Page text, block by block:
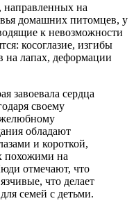
направленных на
домашних питомцев, у
к невозможности
косоглазие, изгибы
на лапах, деформации
завоевала сердца
своему
обладают
и короткой,
похожими на
отмечают, что
что делает
семей с детьми.